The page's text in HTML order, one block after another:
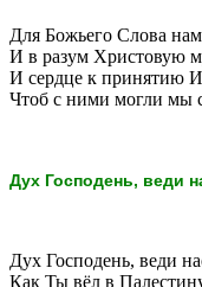
Для Божьего Слова
И в разум Христовую
И сердце к принятию
Чтоб с ними могли мы
Дух Господень, веди
Дух Господень, веди
Как Ты вёл в